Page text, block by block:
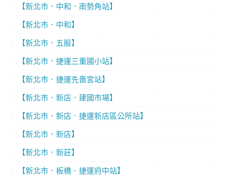
【新北市．中和．南勢角站】
【新北市．中和】
【新北市．五股】
【新北市．捷運三重國小站】
【新北市．捷運先嗇宮站】
【新北市．新店．建國市場】
【新北市．新店．捷運新店區公所站】
【新北市．新店】
【新北市．新莊】
【新北市．板橋．捷運府中站】